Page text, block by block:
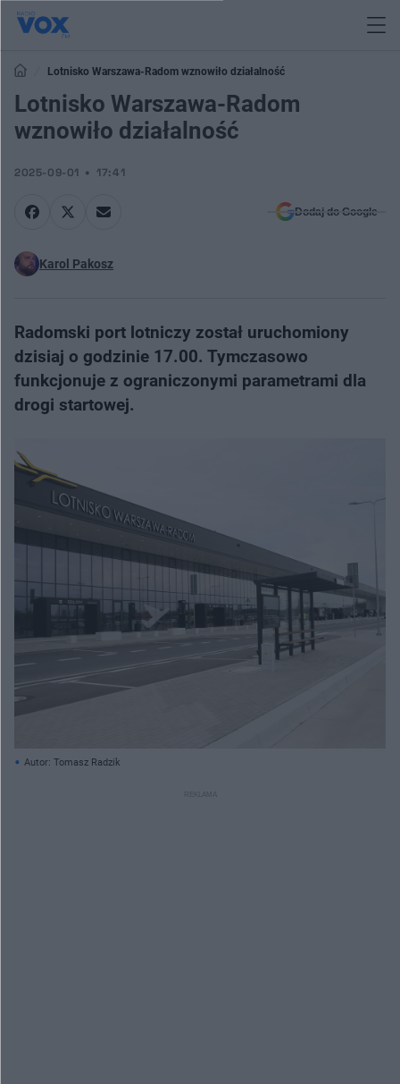
Lotnisko Warszawa-Radom wznowiło działalność
Lotnisko Warszawa-Radom
wznowiło działalność
2025-09-01 17:41
Dodaj do Google
Karol Pakosz
Radomski port lotniczy został uruchomiony
dzisiaj o godzinie 17.00. Tymczasowo
funkcjonuje z ograniczonymi parametrami dla
drogi startowej.
Autor: Tomasz Radzik